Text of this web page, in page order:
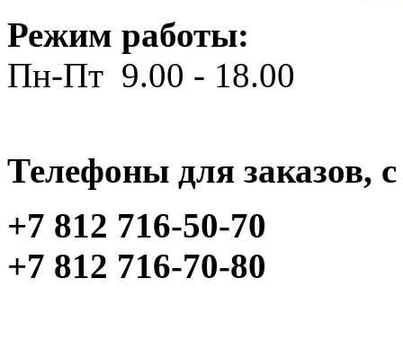
Режим работы:
Пн-Пт 9.00 - 18.00
Телефоны для заказов,
+7 812 716-50-70
+7 812 716-70-80